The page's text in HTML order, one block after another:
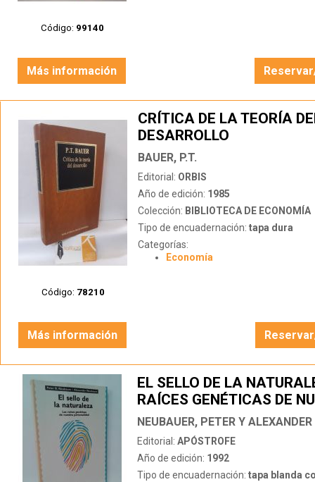
Código: 99140
Más información
Código: 78210
CRÍTICA DE LA TEORÍA
DESARROLLO
BAUER, P.T.
Editorial: ORBIS
Año de edición: 1985
Colección: BIBLIOTECA DE ECONOMÍA
Tipo de encuadernación: tapa dura
Categorías:
Economía
Más información
EL SELLO DE LA
RAÍCES GENÉTICAS DE
PERSONALIDAD
NEUBAUER, PETER Y ALEXANDER
Editorial: APÓSTROFE
Año de edición: 1992
Tipo de encuadernación: tapa blanda